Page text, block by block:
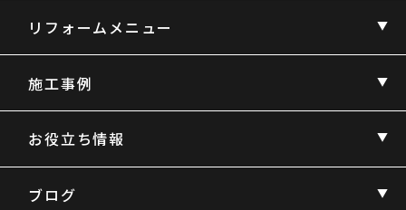
リフォームメニュー
施工事例
お役立ち情報
ブログ